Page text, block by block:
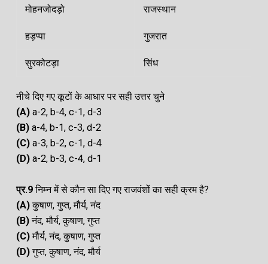
मोहनजोदड़ो राजस्थान
हड़प्पा गुजरात
सुरकोटड़ा सिंध
नीचे दिए गए कूटों के आधार पर सही उत्तर चुने
(A) a-2, b-4, c-1, d-3
(B) a-4, b-1, c-3, d-2
(C) a-3, b-2, c-1, d-4
(D) a-2, b-3, c-4, d-1
प्र.9निम्न में से कौन सा दिए गए राजवंशों का सही क्रम है?
(A)कुषाण, गुप्त, मौर्य, नंद
(B)नंद, मौर्य, कुषाण, गुप्त
(C)मौर्य, नंद, कुषाण, गुप्त
(D)गुप्त, कुषाण, नंद, मौर्य